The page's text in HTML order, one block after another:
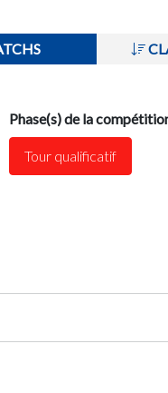
Phase(s) de la
Tour qualificatif